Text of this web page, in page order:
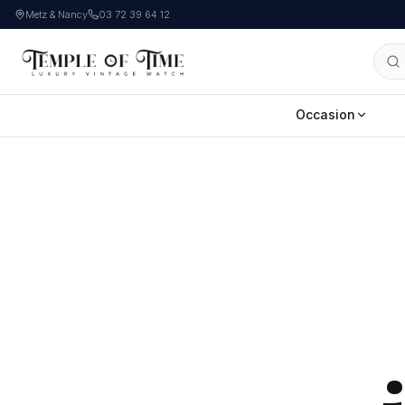
Metz & Nancy 03 72 39 64 12
Occasion